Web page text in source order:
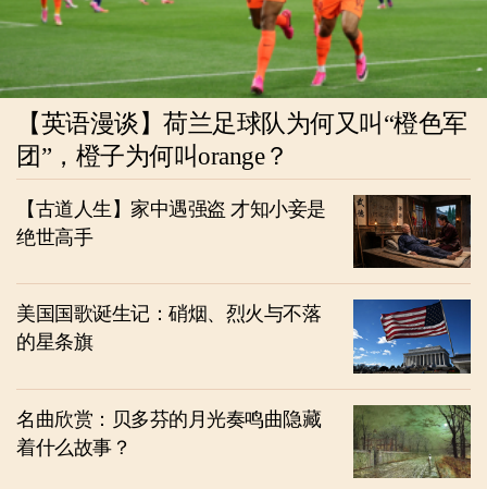
【英语漫谈】荷兰足球队为何又叫“橙色军
团”，橙子为何叫orange？
【古道人生】家中遇强盗 才知小妾是
绝世高手
美国国歌诞生记：硝烟、烈火与不落
的星条旗
名曲欣赏：贝多芬的月光奏鸣曲隐藏
着什么故事？